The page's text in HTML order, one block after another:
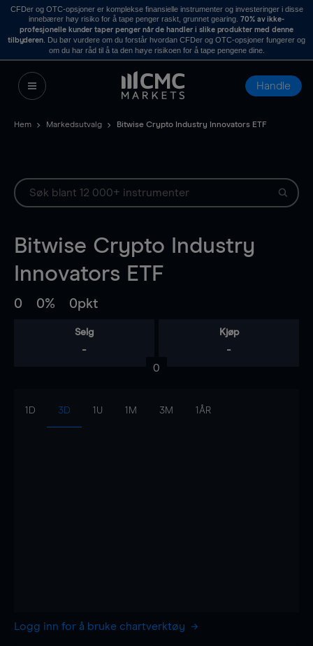
CFDer og OTC-opsjoner er komplekse finansielle instrumenter og investeringer i disse
innebærer høy risiko for å tape penger raskt, grunnet gearing. 70% av ikke-
profesjonelle kunder taper penger når de handler i slike produkter med denne
tilbyderen . Du bør vurdere om du forstår hvordan CFDer og OTC-opsjoner fungerer og
om du har råd til å ta den høye risikoen for å tape pengene dine.
Handle
Hem Markedsutvalg Bitwise Crypto Industry Innovators ETF
Bitwise Crypto Industry
Innovators ETF
0 0% 0pkt
Selg
-
Kjøp
-
0
1D 3D 1U 1M 3M 1ÅR
Logg inn for å bruke chartverktøy